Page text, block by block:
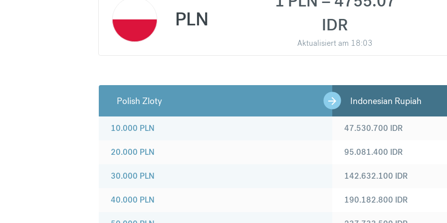
PLN
IDR
Aktualisiert am 18:03
Polish Zloty Indonesian Rupiah
10.000 PLN
20.000 PLN
30.000 PLN
40.000 PLN
47.530.700 IDR
95.081.400 IDR
142.632.100 IDR
190.182.800 IDR